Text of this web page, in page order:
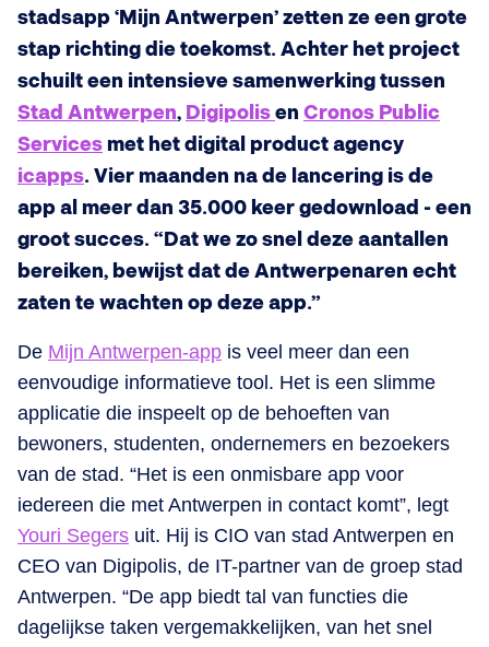
stadsapp ‘Mijn Antwerpen’ zetten ze een grote
stap richting die toekomst. Achter het project
schuilt een intensieve samenwerking tussen
Stad Antwerpen, Digipolisen Cronos Public
Services met het digital product agency
icapps. Vier maanden na de lancering is de
app al meer dan 35.000 keer gedownload - een
groot succes. “Dat we zo snel deze aantallen
bereiken, bewijst dat de Antwerpenaren echt
zaten te wachten op deze app.”
De Mijn Antwerpen-app is veel meer dan een
eenvoudige informatieve tool. Het is een slimme
applicatie die inspeelt op de behoeften van
bewoners, studenten, ondernemers en bezoekers
van de stad. “Het is een onmisbare app voor
iedereen die met Antwerpen in contact komt”, legt
Youri Segers uit. Hij is CIO van stad Antwerpen en
CEO van Digipolis, de IT-partner van de groep stad
Antwerpen. “De app biedt tal van functies die
dagelijkse taken vergemakkelijken, van het snel